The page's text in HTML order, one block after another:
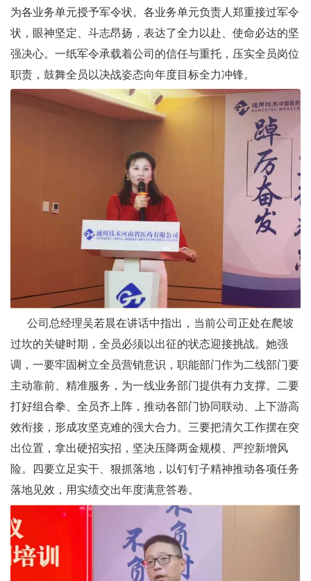
为各业务单元授予军令状。各业务单元负责人郑重接过军令
状，眼神坚定、斗志昂扬，表达了全力以赴、使命必达的坚
强决心。一纸军令承载着公司的信任与重托，压实全员岗位
职责，鼓舞全员以决战姿态向年度目标全力冲锋。
公司总经理吴若晨在讲话中指出，当前公司正处在爬坡
过坎的关键时期，全员必须以出征的状态迎接挑战。她强
调，一要牢固树立全员营销意识，职能部门作为二线部门要
主动靠前、精准服务，为一线业务部门提供有力支撑。二要
打好组合拳、全员齐上阵，推动各部门协同联动、上下游高
效衔接，形成攻坚克难的强大合力。三要把清欠工作摆在突
出位置，拿出硬招实招，坚决压降两金规模、严控新增风
险。四要立足实干、狠抓落地，以钉钉子精神推动各项任务
落地见效，用实绩交出年度满意答卷。